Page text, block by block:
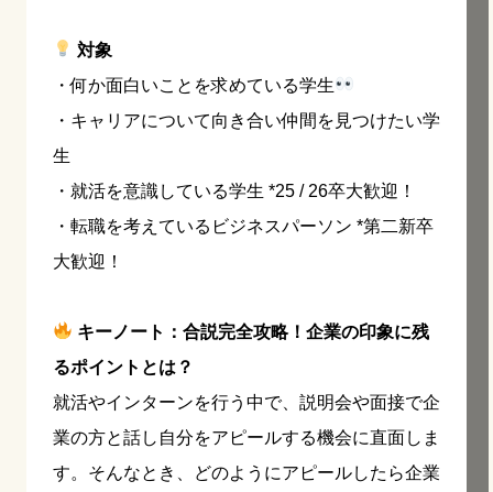
対象
・何か面白いことを求めている学生
・キャリアについて向き合い仲間を見つけたい学
生
・就活を意識している学生 *25 / 26卒大歓迎！
・転職を考えているビジネスパーソン *第二新卒
大歓迎！
キーノート：合説完全攻略！企業の印象に残
るポイントとは？
就活やインターンを行う中で、説明会や面接で企
業の方と話し自分をアピールする機会に直面しま
す。そんなとき、どのようにアピールしたら企業